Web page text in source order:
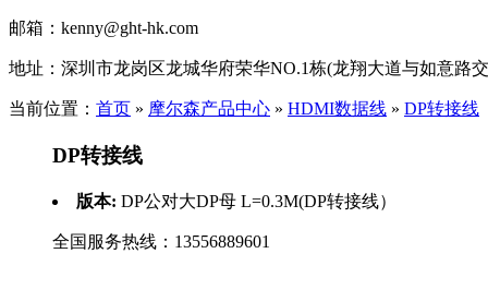
邮箱： kenny@ght-hk.com
地址： 深圳市龙岗区龙城华府荣华NO.1栋(龙翔大道与如意路
当前位置： 首页 » 摩尔森产品中心 » HDMI数据线 » DP转接线
DP转接线
版本: DP公对大DP母 L=0.3M(DP转接线）
全国服务热线： 13556889601